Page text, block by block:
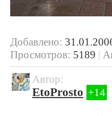
Добавлено:
Просмотров: 5189 |
Автор:
EtoProsto +14